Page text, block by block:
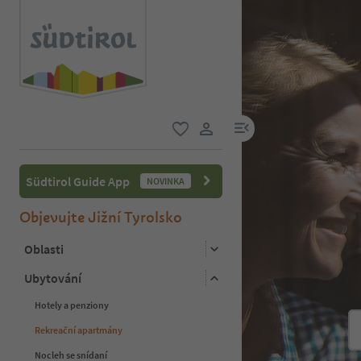
uživatelský odkaz
odkaz na menu
Südtirol Guide App NOVINKA
Objevujte Jižní Tyrolsko
Oblasti
Ubytování
Hotely a penziony
Rekreační apartmány
Nocleh se snídaní